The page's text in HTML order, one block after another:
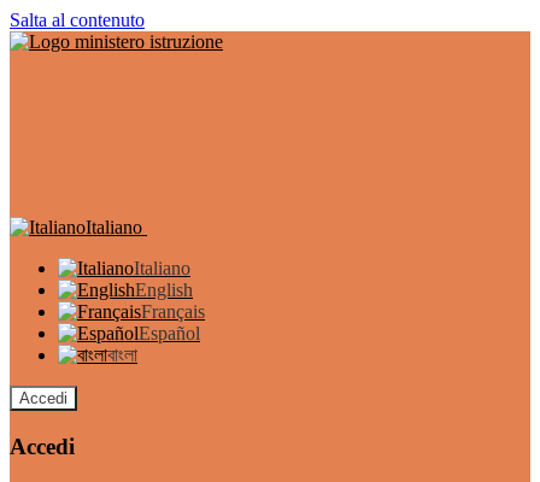
Salta al contenuto
Italiano
Italiano
English
Français
Español
বাংলা
Accedi
Accedi